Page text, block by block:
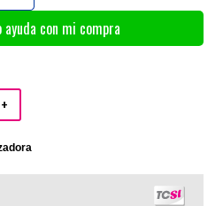
ayuda con mi compra
+